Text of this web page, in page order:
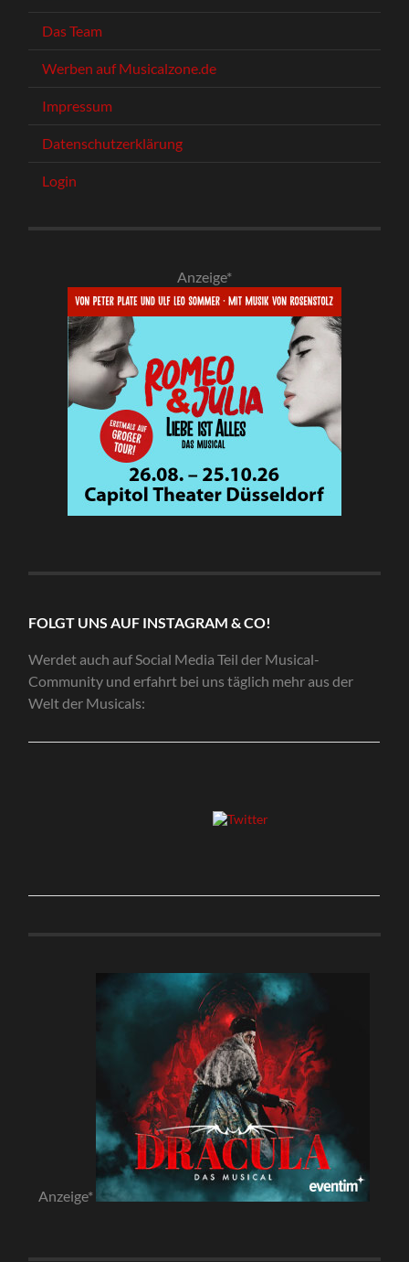
Das Team
Werben auf Musicalzone.de
Impressum
Datenschutzerklärung
Login
Anzeige*
FOLGT UNS AUF INSTAGRAM & CO!
Werdet auch auf Social Media Teil der Musical-
Community und erfahrt bei uns täglich mehr aus der
Welt der Musicals:
Anzeige*